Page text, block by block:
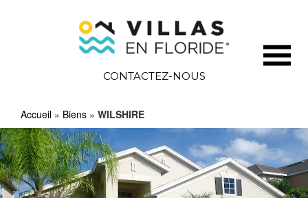
CONTACTEZ-NOUS
Accueil » Biens » WILSHIRE